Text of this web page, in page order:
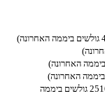
(25163 גולשים ביממה